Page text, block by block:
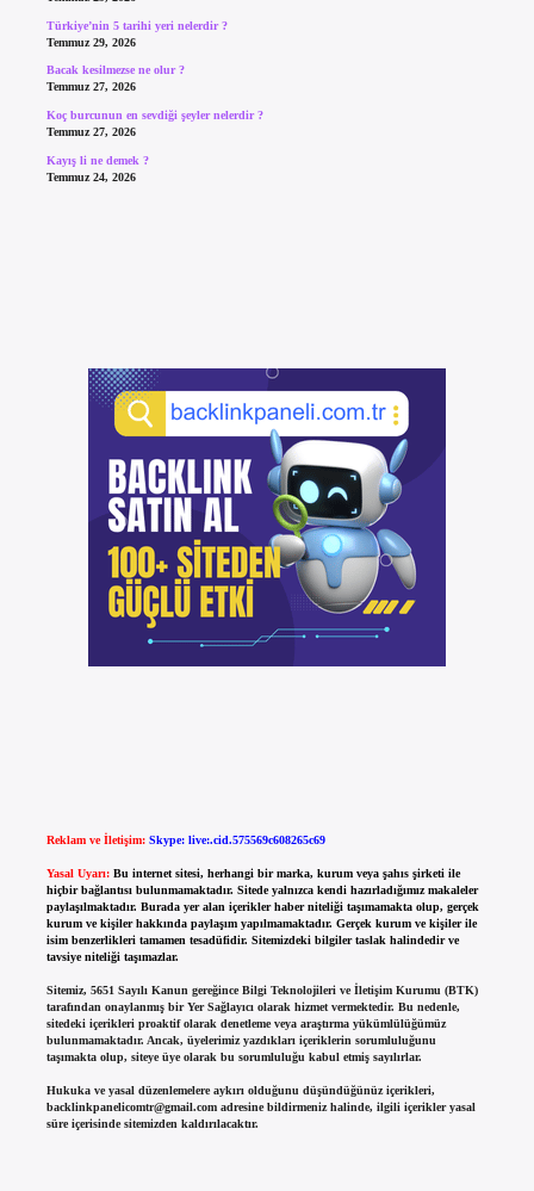
Türkiye’nin 5 tarihi yeri nelerdir ?
Temmuz 29, 2026
Bacak kesilmezse ne olur ?
Temmuz 27, 2026
Koç burcunun en sevdiği şeyler nelerdir ?
Temmuz 27, 2026
Kayış li ne demek ?
Temmuz 24, 2026
Reklam ve İletişim: Skype: live:.cid.575569c608265c69
Yasal Uyarı: Bu internet sitesi, herhangi bir marka, kurum veya şahıs şirketi ile
hiçbir bağlantısı bulunmamaktadır. Sitede yalnızca kendi hazırladığımız makaleler
paylaşılmaktadır. Burada yer alan içerikler haber niteliği taşımamakta olup, gerçek
kurum ve kişiler hakkında paylaşım yapılmamaktadır. Gerçek kurum ve kişiler ile
isim benzerlikleri tamamen tesadüfidir. Sitemizdeki bilgiler taslak halindedir ve
tavsiye niteliği taşımazlar.
Sitemiz, 5651 Sayılı Kanun gereğince Bilgi Teknolojileri ve İletişim Kurumu (BTK)
tarafından onaylanmış bir Yer Sağlayıcı olarak hizmet vermektedir. Bu nedenle,
sitedeki içerikleri proaktif olarak denetleme veya araştırma yükümlülüğümüz
bulunmamaktadır. Ancak, üyelerimiz yazdıkları içeriklerin sorumluluğunu
taşımakta olup, siteye üye olarak bu sorumluluğu kabul etmiş sayılırlar.
Hukuka ve yasal düzenlemelere aykırı olduğunu düşündüğünüz içerikleri,
backlinkpanelicomtr@gmail.comadresine bildirmeniz halinde, ilgili içerikler yasal
süre içerisinde sitemizden kaldırılacaktır.